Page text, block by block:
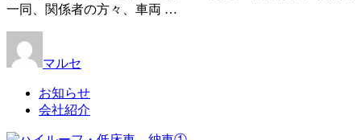
一同、関係者の方々、車両 …
マルセ
お知らせ
会社紹介